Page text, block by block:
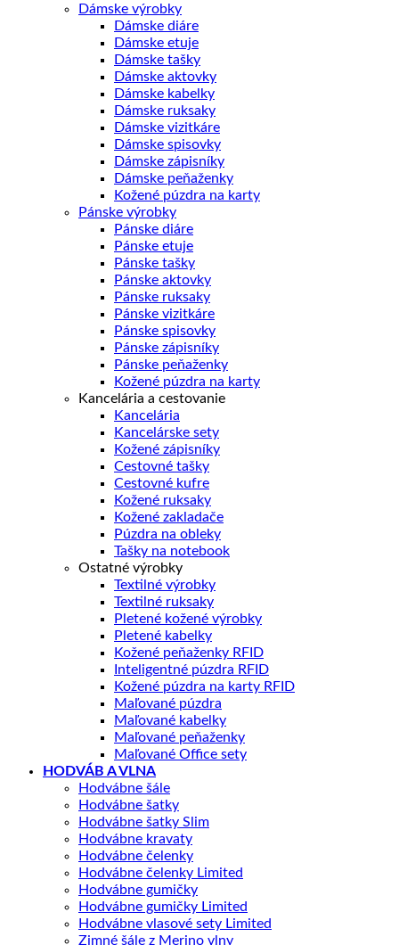
Dámske výrobky
Dámske diáre
Dámske etuje
Dámske tašky
Dámske aktovky
Dámske kabelky
Dámske ruksaky
Dámske vizitkáre
Dámske spisovky
Dámske zápisníky
Dámske peňaženky
Kožené púzdra na karty
Pánske výrobky
Pánske diáre
Pánske etuje
Pánske tašky
Pánske aktovky
Pánske ruksaky
Pánske vizitkáre
Pánske spisovky
Pánske zápisníky
Pánske peňaženky
Kožené púzdra na karty
Kancelária a cestovanie
Kancelária
Kancelárske sety
Kožené zápisníky
Cestovné tašky
Cestovné kufre
Kožené ruksaky
Kožené zakladače
Púzdra na obleky
Tašky na notebook
Ostatné výrobky
Textilné výrobky
Textilné ruksaky
Pletené kožené výrobky
Pletené kabelky
Kožené peňaženky RFID
Inteligentné púzdra RFID
Kožené púzdra na karty RFID
Maľované púzdra
Maľované kabelky
Maľované peňaženky
Maľované Office sety
HODVÁB A VLNA
Hodvábne šále
Hodvábne šatky
Hodvábne šatky Slim
Hodvábne kravaty
Hodvábne čelenky
Hodvábne čelenky Limited
Hodvábne gumičky
Hodvábne gumičky Limited
Hodvábne vlasové sety Limited
Zimné šále z Merino vlny